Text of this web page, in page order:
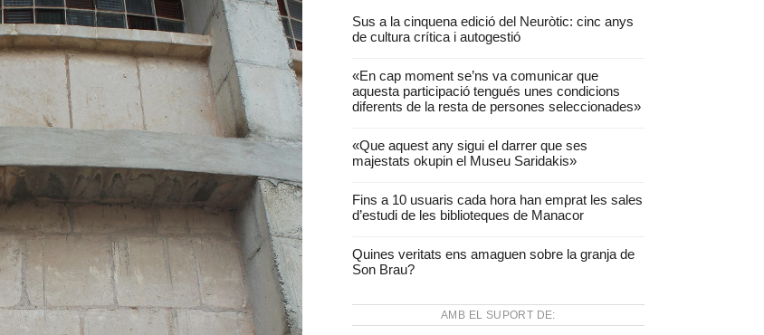
Sus a la cinquena edició del Neuròtic: cinc anys
de cultura crítica i autogestió
«En cap moment se’ns va comunicar que
aquesta participació tengués unes condicions
diferents de la resta de persones seleccionades»
«Que aquest any sigui el darrer que ses
majestats okupin el Museu Saridakis»
Fins a 10 usuaris cada hora han emprat les sales
d’estudi de les biblioteques de Manacor
Quines veritats ens amaguen sobre la granja de
Son Brau?
AMB EL SUPORT DE: